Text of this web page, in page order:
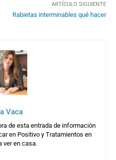
ARTÍCULO SIGUIENTE
Rabietas interminables qué hacer
Vaca
de esta entrada de información
en Positivo y Tratamientos en
ver en casa.